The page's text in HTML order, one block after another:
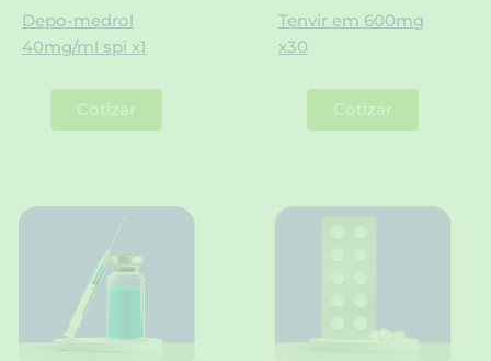
Depo-medrol
40mg/ml spi x1
Cotizar
Tenvir em 600mg
x30
Cotizar